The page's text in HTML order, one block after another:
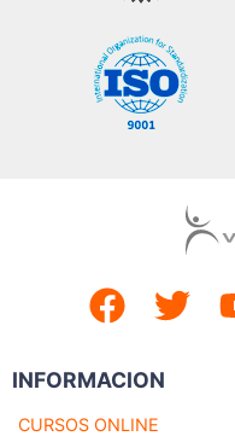
INFORMACION
CURSOS ONLINE